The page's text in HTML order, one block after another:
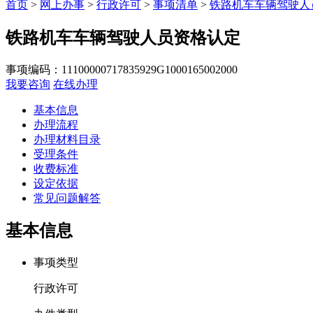
首页 > 网上办事 > 行政许可 > 事项清单 > 铁路机车车辆驾驶人
铁路机车车辆驾驶人员资格认定
事项编码：11100000717835929G1000165002000
我要咨询 在线办理
基本信息
办理流程
办理材料目录
受理条件
收费标准
设定依据
常见问题解答
基本信息
事项类型
行政许可